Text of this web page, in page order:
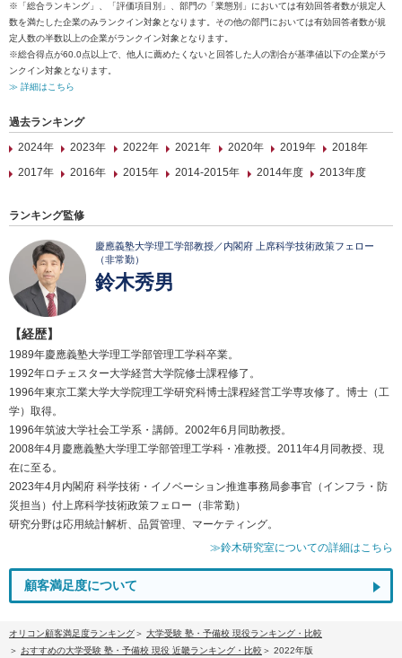
※「総合ランキング」、「評価項目別」、部門の「業態別」においては有効回答者数が規定人
数を満たした企業のみランクイン対象となります。その他の部門においては有効回答者数が規
定人数の半数以上の企業がランクイン対象となります。
※総合得点が60.0点以上で、他人に薦めたくないと回答した人の割合が基準値以下の企業がラ
ンクイン対象となります。
≫ 詳細はこちら
過去ランキング
2024年
2023年 2022年 2021年 2020年 2019年
2018年
2017年
2016年 2015年 2014-2015年 2014年度 2013年度
ランキング監修
慶應義塾大学理工学部教授／内閣府 上席科学技術政策フェロー
（非常勤）
鈴木秀男
【経歴】
1989年慶應義塾大学理工学部管理工学科卒業。
1992年ロチェスター大学経営大学院修士課程修了。
1996年東京工業大学大学院理工学研究科博士課程経営工学専攻修了。博士（工
学）取得。
1996年筑波大学社会工学系・講師。2002年6月同助教授。
2008年4月慶應義塾大学理工学部管理工学科・准教授。2011年4月同教授、現
在に至る。
2023年4月内閣府 科学技術・イノベーション推進事務局参事官（インフラ・防
災担当）付上席科学技術政策フェロー（非常勤）
研究分野は応用統計解析、品質管理、マーケティング。
≫鈴木研究室についての詳細はこちら
顧客満足度について
オリコン顧客満足度ランキング
大学受験 塾・予備校 現役ランキング・比較
おすすめの大学受験 塾・予備校 現役 近畿ランキング・比較
2022年版